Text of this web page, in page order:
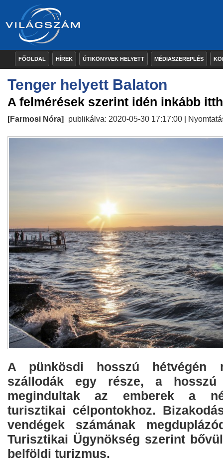
FŐOLDAL HÍREK ÚTIKÖNYVEK HELYETT MÉDIASZEREPLÉS
Tenger helyett Balaton
A felmérések szerint idén inkább
[Farmosi Nóra] publikálva: 2020-05-30 17:17:00 |
A pünkösdi hosszú hétvégén
szállodák egy része, a hosszú
megindultak az emberek a
turisztikai célpontokhoz.
vendégek számának
Turisztikai Ügynökség szerint
belföldi turizmus.